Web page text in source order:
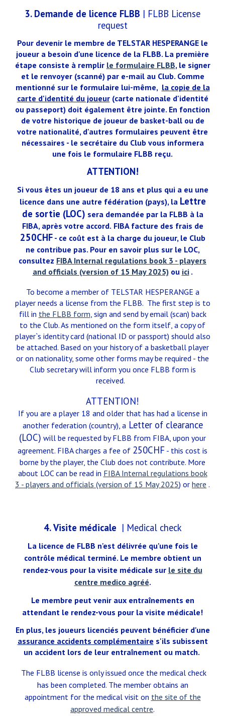
3. Demande de licence FLBB | FLBB License
request
Pour devenir le membre de TELSTAR HESPERANGE le
joueur a besoin d'une licence de la FLBB. La première
étape consiste à remplir le formulaire FLBB, le signer
et le renvoyer (scanné) par e-mail au Club. Comme
mentionné sur le formulaire lui-même, la copie de la
carte d'identité du joueur (carte nationale d'identité
ou passeport) doit également être jointe. En fonction
de votre historique de joueur de basket-ball ou de
votre nationalité, d'autres formulaires peuvent être
nécessaires - le secrétaire du Club vous informera
une fois le formulaire FLBB reçu.
ATTENTION!
Si vous êtes un joueur de 18 ans et plus qui a eu une
licence dans une autre fédération (pays), la Lettre
de sortie (LOC) sera demandée par la FLBB à la
FIBA, après votre accord. FIBA ​​facture des frais de
250CHF- ce coût est à la charge du joueur, le Club
ne contribue pas. Pour en savoir plus sur le LOC,
consultez FIBA Internal regulations book 3 - players
and officials (version of 15 May 2025)ou ici.
To become a member of TELSTAR HESPERANGE a
player needs a license from the FLBB. The first step is to
fill in the FLBB form, sign and send by email (scan) back
to the Club. As mentioned on the form itself, a copy of
player`s identity card (national ID or passport) should also
be attached. Based on your historyofa basketball player
or on nationality, some other forms may be required - the
Club secretary will inform you once FLBB form is
received.
ATTENTION!
If you are a player 18 and older that has had a license in
another federation (country), a Letter of clearance
(LOC) will be requested by FLBB from FIBA, upon your
agreement. FIBA charges a fee of 250CHF - this cost is
borne by the player, the Club does not contribute. More
about LOC can be read in FIBA Internal regulations book
3 - players and officials (version of 15 May 2025) or here .
4.Visite médicale | Medical check
La licence de FLBB n'est délivrée qu'une fois le
contrôle médical terminé. Le membre obtient un
rendez-vous pour la visite médicale sur le site du
centre medico agréé.
Le membre peut venir aux entraînements en
attendant le rendez-vous pour la visite médicale!
En plus, les joueurs licenciés peuvent bénéficier d'une
assurance accidents complémentaire s'ils subissent
un accident lors de leur entraînement ou match.
The FLBB license is only issued once the medical check
has been completed. The member obtains an
appointment for the medical visit on the site of the
approved medical centre.